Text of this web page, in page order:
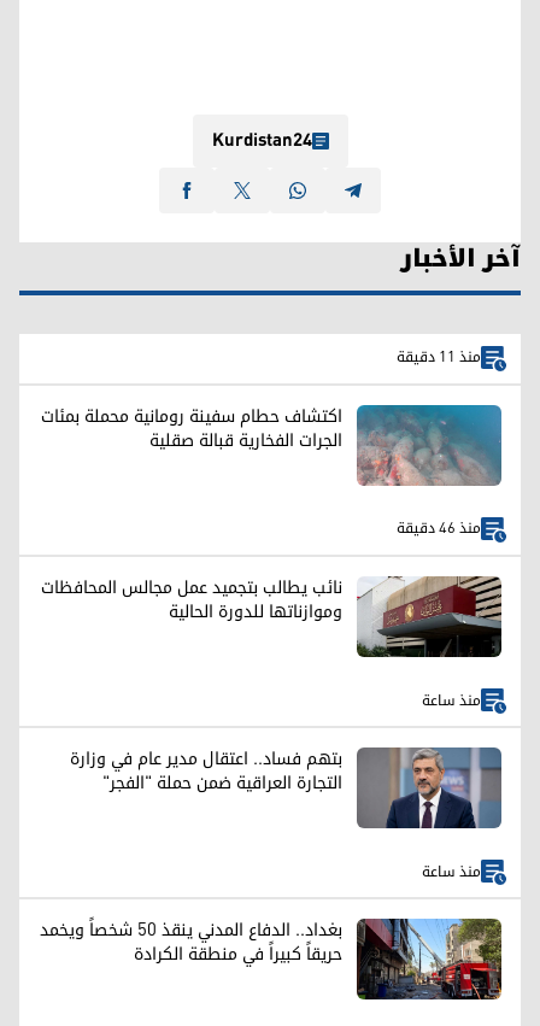
Kurdistan24
آخر الأخبار
منذ 11 دقيقة
اكتشاف حطام سفينة رومانية محملة بمئات
الجرات الفخارية قبالة صقلية
منذ 46 دقيقة
نائب يطالب بتجميد عمل مجالس المحافظات
وموازناتها للدورة الحالية
منذ ساعة
بتهم فساد.. اعتقال مدير عام في وزارة
التجارة العراقية ضمن حملة "الفجر"
منذ ساعة
بغداد.. الدفاع المدني ينقذ 50 شخصاً ويخمد
حريقاً كبيراً في منطقة الكرادة